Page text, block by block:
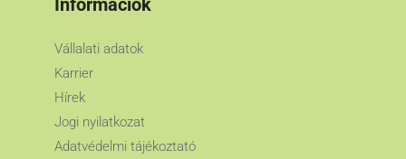
Információk
Vállalati adatok
Karrier
Hírek
Jogi nyilatkozat
Adatvédelmi tájékoztató